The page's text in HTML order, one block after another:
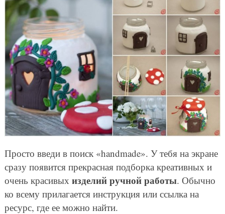
Просто введи в поиск «handmade». У тебя на экране
сразу появится прекрасная подборка креативных и
очень красивых изделий ручной работы. Обычно
ко всему прилагается инструкция или ссылка на
ресурс, где ее можно найти.